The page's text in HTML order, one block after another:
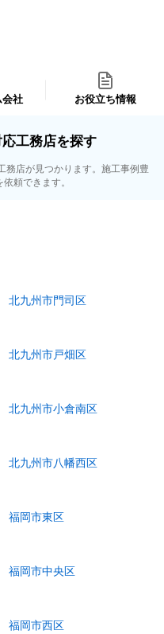
会社 お役立ち情報
工務店を探す
務店が見つかります。施工事例豊
頼できます。
北九州市門司区
北九州市戸畑区
北九州市小倉南区
北九州市八幡西区
福岡市東区
福岡市中央区
福岡市西区